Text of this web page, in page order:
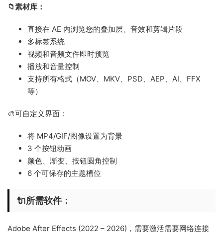
📁素材库：
直接在 AE 内浏览您的叠加层、音效和剪辑片段
多标签系统
视频和音频文件即时预览
播放和音量控制
支持所有格式（MOV、MKV、PSD、AEP、AI、FFX
等）
🎨可自定义界面：
将 MP4/GIF/图像设置为背景
3 个按钮动画
颜色、渐变、按钮圆角控制
6 个可保存的主题槽位
🔌所需软件：
Adobe After Effects (2022 – 2026)，需要激活需要网络连接